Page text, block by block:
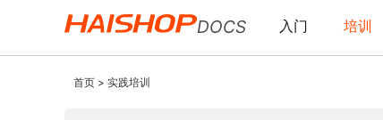
DOCS 入门 培训
首页 > 实践培训